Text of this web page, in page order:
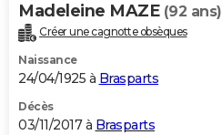
Madeleine MAZE (92 ans)
Créer une cagnotte obsèques
Naissance
24/04/1925 à Brasparts
Décès
03/11/2017 à Brasparts